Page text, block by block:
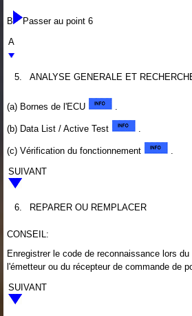
B
Passer au point 6
A
5. ANALYSE GENERALE ET
(a) Bornes de l'ECU
(b) Data List / Active Test
(c) Vérification du fonctionnement
SUIVANT
6. REPARER OU REMPLACER
CONSEIL:
Enregistrer le code de reconnaissance lors
l'émetteur ou du récepteur de commande de
SUIVANT